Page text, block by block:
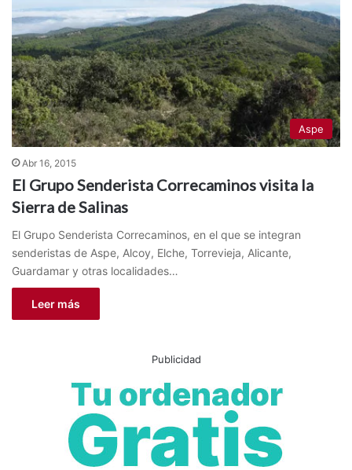
Aspe
Abr 16, 2015
El Grupo Senderista Correcaminos visita la
Sierra de Salinas
El Grupo Senderista Correcaminos, en el que se integran
senderistas de Aspe, Alcoy, Elche, Torrevieja, Alicante,
Guardamar y otras localidades…
Leer más
Publicidad